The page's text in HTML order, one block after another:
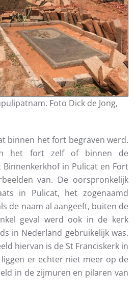
Foto Dick de Jong,
binnen het fort begraven werd.
het fort zelf of binnen de
in Pulicat en Fort
van. De oorspronkelijk
in Pulicat, het zogenaamd
de naam al aangeeft, buiten de
geval werd ook in de kerk
in Nederland gebruikelijk was.
hiervan is de St Franciskerk in
er echter niet meer op de
in de zijmuren en pilaren van